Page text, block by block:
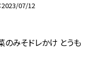
2023/07/12
のみそドレかけ とうも